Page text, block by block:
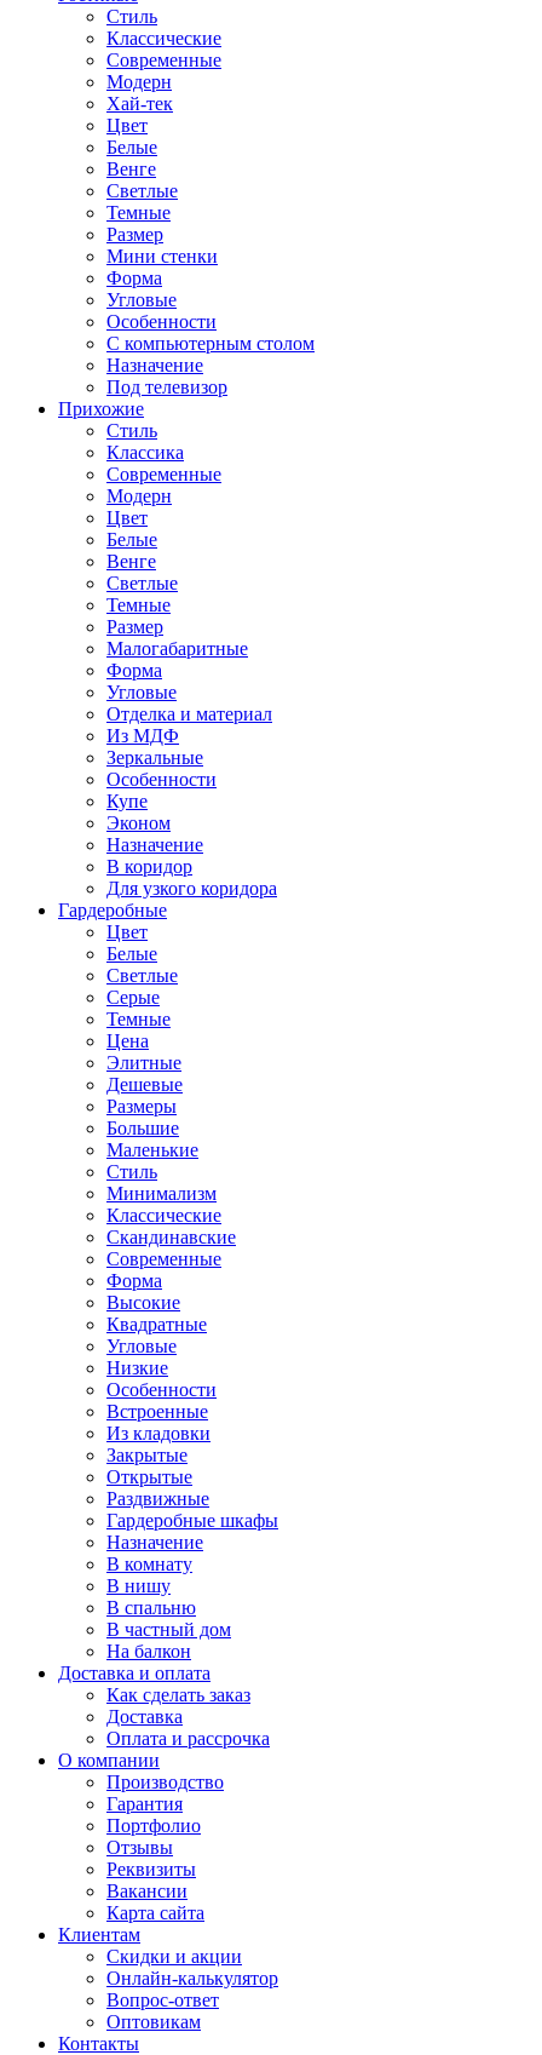
Стиль
Классические
Современные
Модерн
Хай-тек
Цвет
Белые
Венге
Светлые
Темные
Размер
Мини стенки
Форма
Угловые
Особенности
С компьютерным столом
Назначение
Под телевизор
Прихожие
Стиль
Классика
Современные
Модерн
Цвет
Белые
Венге
Светлые
Темные
Размер
Малогабаритные
Форма
Угловые
Отделка и материал
Из МДФ
Зеркальные
Особенности
Купе
Эконом
Назначение
В коридор
Для узкого коридора
Гардеробные
Цвет
Белые
Светлые
Серые
Темные
Цена
Элитные
Дешевые
Размеры
Большие
Маленькие
Стиль
Минимализм
Классические
Скандинавские
Современные
Форма
Высокие
Квадратные
Угловые
Низкие
Особенности
Встроенные
Из кладовки
Закрытые
Открытые
Раздвижные
Гардеробные шкафы
Назначение
В комнату
В нишу
В спальню
В частный дом
На балкон
Доставка и оплата
Как сделать заказ
Доставка
Оплата и рассрочка
О компании
Производство
Гарантия
Портфолио
Отзывы
Реквизиты
Вакансии
Карта сайта
Клиентам
Скидки и акции
Онлайн-калькулятор
Вопрос-ответ
Оптовикам
Контакты